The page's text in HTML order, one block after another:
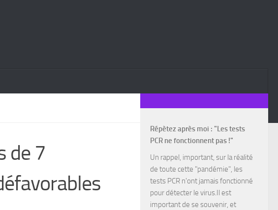
de 7
Répètez après moi : "Les tests
PCR ne fonctionnent pas !"
Un rappel, important, sur la réalité
de toute cette "pandémie", les
tests PCR n'ont jamais fonctionné
pour détecter le virus.Il est
important de se souvenir, et